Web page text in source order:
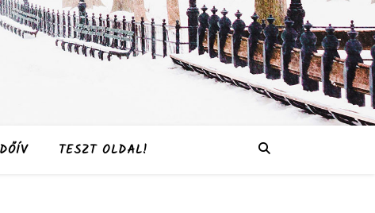
TESZT OLDAL!